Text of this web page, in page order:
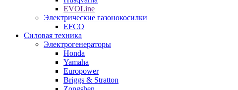
EVOLine
Электрические газонокосилки
EFCO
Силовая техника
Электрогенераторы
Honda
Yamaha
Europower
Briggs & Stratton